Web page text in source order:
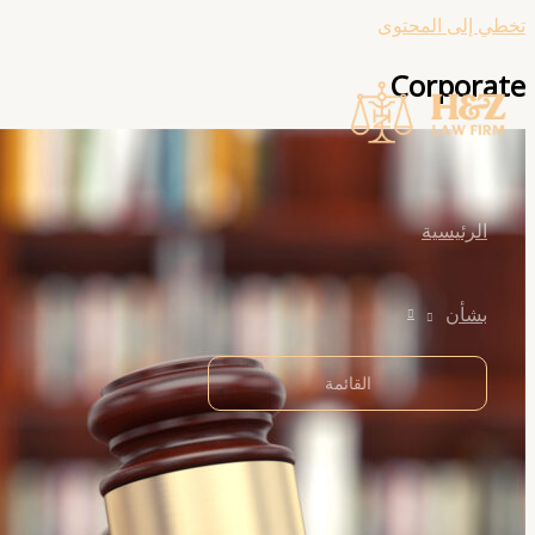
تخطي إلى المحتوى
الرئيسية
بشأن
القائمة
Corporate